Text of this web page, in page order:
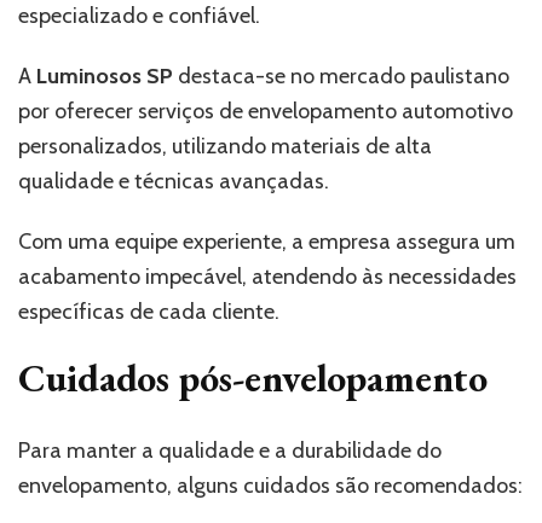
especializado e confiável.
A Luminosos SP destaca-se no mercado paulistano
por oferecer serviços de envelopamento automotivo
personalizados, utilizando materiais de alta
qualidade e técnicas avançadas.
Com uma equipe experiente, a empresa assegura um
acabamento impecável, atendendo às necessidades
específicas de cada cliente.
Cuidados pós-envelopamento
Para manter a qualidade e a durabilidade do
envelopamento, alguns cuidados são recomendados: